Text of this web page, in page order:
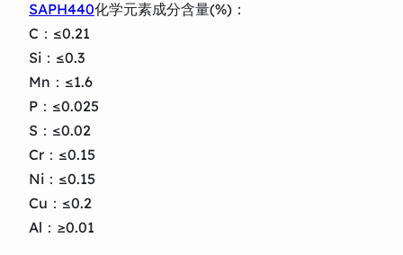
SAPH440化学元素成分含量(%)：
C：≤0.21
Si：≤0.3
Mn：≤1.6
P：≤0.025
S：≤0.02
Cr：≤0.15
Ni：≤0.15
Cu：≤0.2
Al：≥0.01